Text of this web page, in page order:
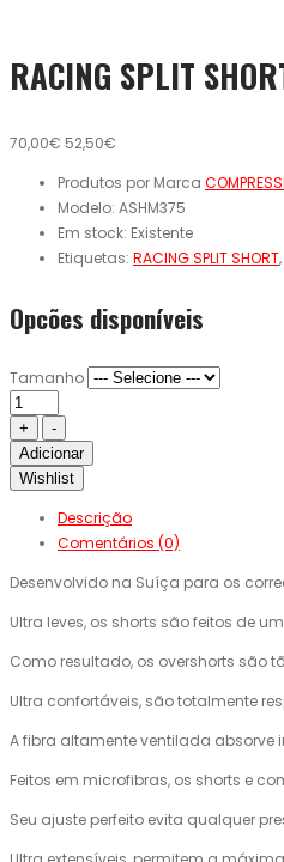
RACING SPLIT
70,00€ 52,50€
Produtos por Marca
Modelo: ASHM375
Em stock: Existente
Etiquetas: RACING SPLIT SHORT,
Opcões disponíveis
Tamanho
Adicionar
Wishlist
Descrição
Comentários (0)
Desenvolvido na Suíça para os
Ultra leves, os shorts são feitos de
Como resultado, os overshorts são
Ultra confortáveis, são totalmente
A fibra altamente ventilada
Feitos em microfibras, os shorts e
Seu ajuste perfeito evita qualquer